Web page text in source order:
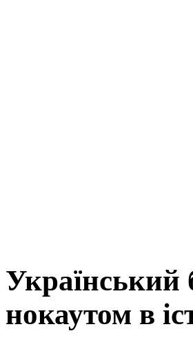
Український
нокаутом в